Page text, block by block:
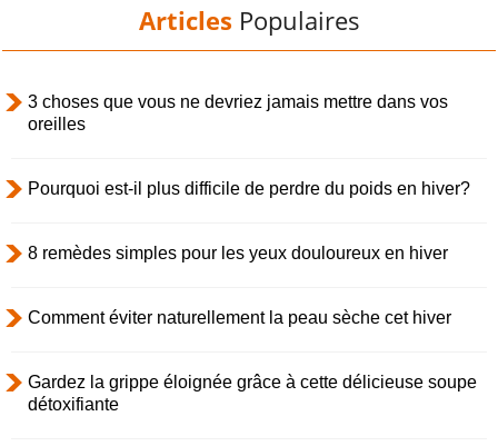
Articles Populaires
3 choses que vous ne devriez jamais mettre dans vos
oreilles
Pourquoi est-il plus difficile de perdre du poids en hiver?
8 remèdes simples pour les yeux douloureux en hiver
Comment éviter naturellement la peau sèche cet hiver
Gardez la grippe éloignée grâce à cette délicieuse soupe
détoxifiante